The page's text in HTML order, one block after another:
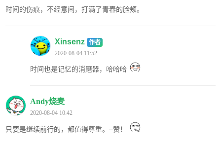
时间的伤痕，不经意间，打满了青春的脸颊。
Xinsenz 作者
2020-08-04 11:52
时间也是记忆的消磨器，哈哈哈
Andy烧麦
2020-08-04 10:42
只要是继续前行的，都值得尊重。–赞！